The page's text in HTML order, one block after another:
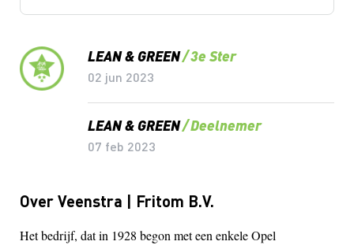
Lean & Green Milestones
LEAN & GREEN 3e Ster
02 jun 2023
LEAN & GREEN Deelnemer
07 feb 2023
Over Veenstra | Fritom B.V.
Het bedrijf, dat in 1928 begon met een enkele Opel